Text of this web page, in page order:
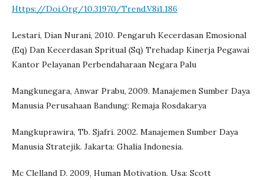
Https://Doi.Org/10.31970/Trend.V8i1.186
Lestari, Dian Nurani, 2010. Pengaruh Kecerdasan Emosional
(Eq) Dan Kecerdasan Spritual (Sq) Trehadap Kinerja Pegawai
Kantor Pelayanan Perbendaharaan Negara Palu
Mangkunegara, Anwar Prabu, 2009. Manajemen Sumber Daya
Manusia Perusahaan Bandung: Remaja Rosdakarya
Mangkuprawira, Tb. Sjafri. 2002. Manajemen Sumber Daya
Manusia Stratejik. Jakarta: Ghalia Indonesia.
Mc Clelland D. 2009, Human Motivation. Usa: Scott